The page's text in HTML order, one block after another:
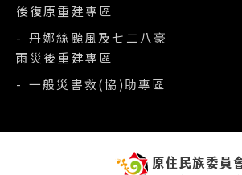
後復原重建專區
- 丹娜絲颱風及七二八豪
雨災後重建專區
- 一般災害救(協)助專區